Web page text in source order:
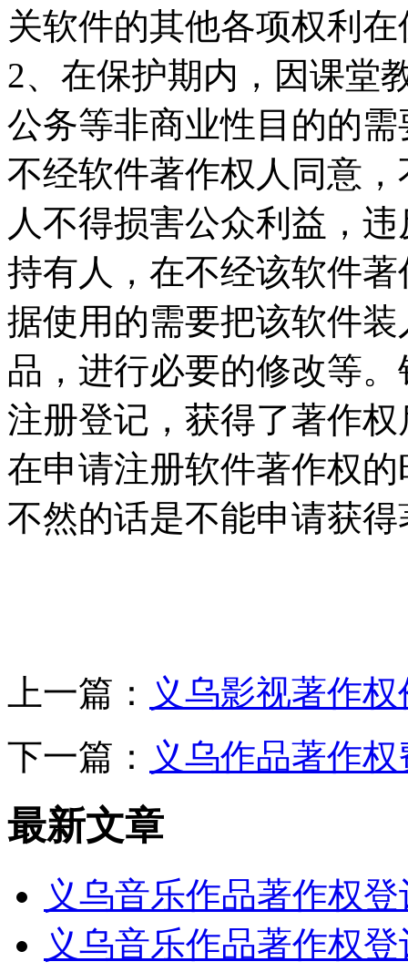
关软件的其他各项权利
2、在保护期内，因课堂
公务等非商业性目的的
不经软件著作权人同意
人不得损害公众利益，
持有人，在不经该软件
据使用的需要把该软件
品，进行必要的修改等
注册登记，获得了著作
在申请注册软件著作权
不然的话是不能申请获
上一篇： 义乌影视著作
下一篇： 义乌作品著作
最新文章
义乌音乐作品著作权
义乌音乐作品著作权